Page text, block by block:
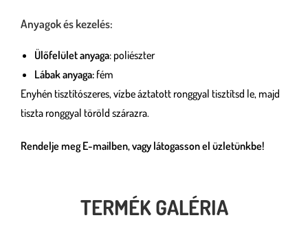
Anyagok és kezelés:
Ülőfelület anyaga: poliészter
Lábak anyaga: fém
Enyhén tisztítószeres, vízbe áztatott ronggyal tisztítsd le, majd
tiszta ronggyal töröld szárazra.
Rendelje meg E-mailben, vagy látogasson el üzletünkbe!
TERMÉK GALÉRIA